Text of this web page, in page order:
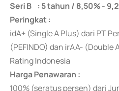
Seri B : 5 tahun / 8,50% -
Peringkat :
idA+ (Single A Plus) dari PT
(PEFINDO) dan irAA- (Double
Rating Indonesia
Harga Penawaran :
100% (seratus persen) dari